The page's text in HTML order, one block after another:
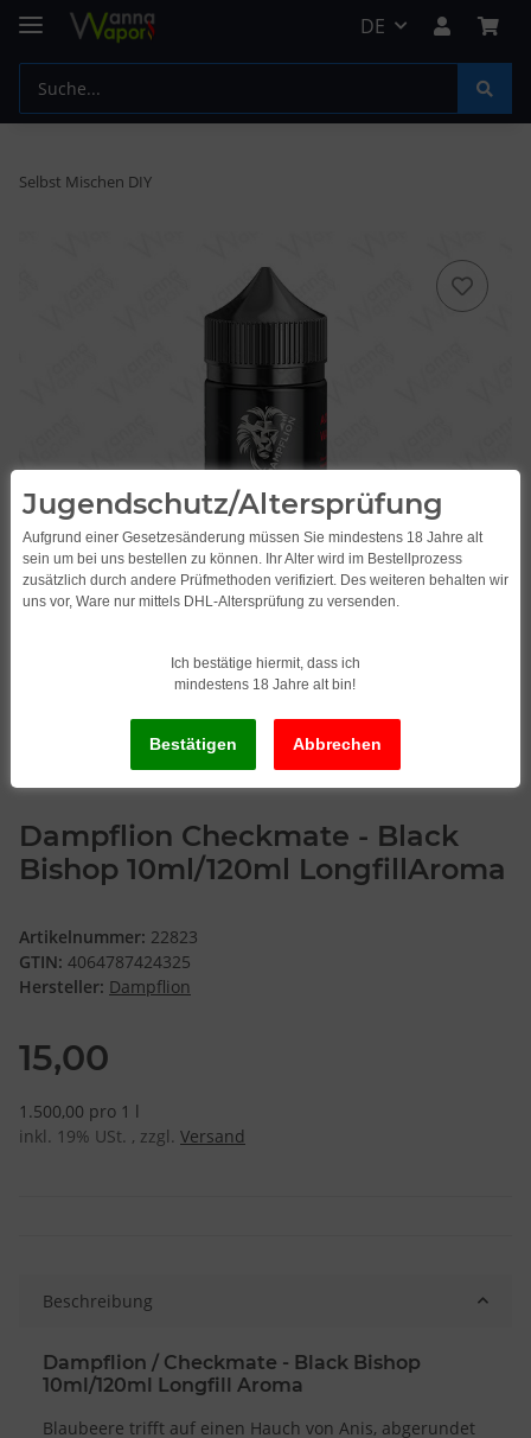
DE
Selbst Mischen DIY
Dampflion Checkmate - Black
Bishop 10ml/120ml LongfillAroma
Artikelnummer: 22823
GTIN: 4064787424325
Hersteller: Dampflion
15,00
1.500,00 pro 1 l
inkl. 19% USt. , zzgl. Versand
Beschreibung
Dampflion / Checkmate - Black Bishop
10ml/120ml Longfill Aroma
Blaubeere trifft auf einen Hauch von Anis, abgerundet
Jugendschutz/Altersprüfung
Aufgrund einer Gesetzesänderung müssen Sie mindestens 18 Jahre alt
sein um bei uns bestellen zu können. Ihr Alter wird im Bestellprozess
zusätzlich durch andere Prüfmethoden verifiziert. Des weiteren behalten wir
uns vor, Ware nur mittels DHL-Altersprüfung zu versenden.
Ich bestätige hiermit, dass ich
mindestens 18 Jahre alt bin!